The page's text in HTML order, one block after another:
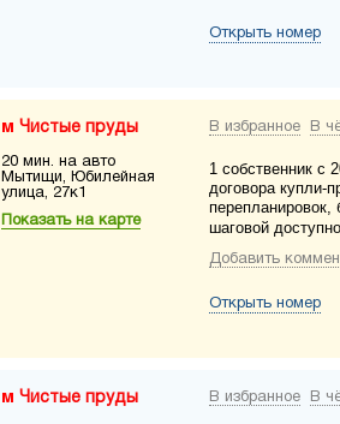
Открыть номер
Чистые пруды
20 мин. на авто
Мытищи, Юбилейная
улица, 27к1
Показать на карте
В избранное В
1 собственник с
договора купли-
перепланировок,
шаговой
Добавить
Открыть номер
Чистые пруды В избранное В